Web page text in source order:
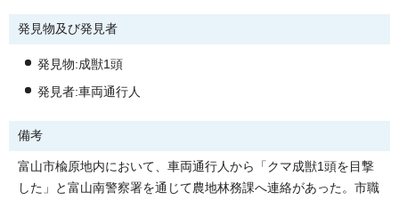
発見物及び発見者
発見物:成獣1頭
発見者:車両通行人
備考
富山市楡原地内において、車両通行人から「クマ成獣1頭を目撃
した」と富山南警察署を通じて農地林務課へ連絡があった。市職